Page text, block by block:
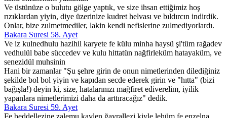
Ve üstünüze o bulutu gölge yaptık, ve size ihsan ettiğimiz hoş
rızıklardan yiyin, diye üzerinize kudret helvası ve bıldırcın indirdik.
Onlar, bize zulmetmediler, lakin kendi nefislerine zulmediyorlardı.
Bakara Suresi 58. Ayet
Ve iz kulnedhulu hazihil karyete fe külu minha haysü şi'tüm rağadev
vedhulül babe süccedev ve kulu hittatün nağfirleküm hatayaküm, ve
senezidül muhsinin
Hani bir zamanlar "Şu şehre girin de onun nimetlerinden dilediğiniz
şekilde bol bol yiyin ve kapıdan secde ederek girin ve "hıtta" (bizi
bağışla!) deyin ki, size, hatalarınızı mağfiret ediverelim, iyilik
yapanlara nimetlerimizi daha da arttıracağız" dedik.
Bakara Suresi 59. Ayet